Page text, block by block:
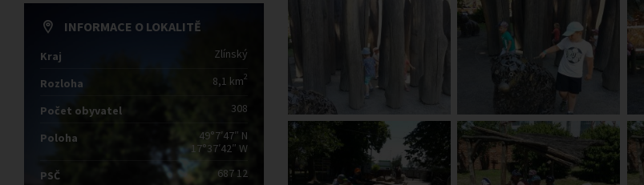
INFORMACE O LOKALITĚ
Kraj Zlínský
Rozloha 8,1 km2
Počet obyvatel 308
Poloha
49°7′47″ N
17°37′42″ W
PSČ
687 12